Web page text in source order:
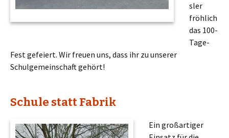
sler
fröhlich
das 100-
Tage-
Fest gefeiert. Wir freuen uns, dass ihr zu unserer
Schulgemeinschaft gehört!
Schule statt Fabrik
Ein großartiger